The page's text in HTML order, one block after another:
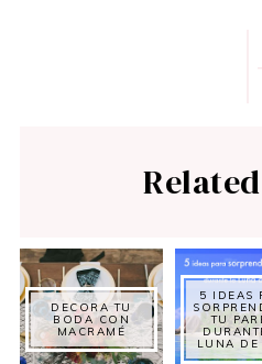
DECORA TU
BODA CON
MACRAMÉ
5 IDEAS
TU
LUNA DE